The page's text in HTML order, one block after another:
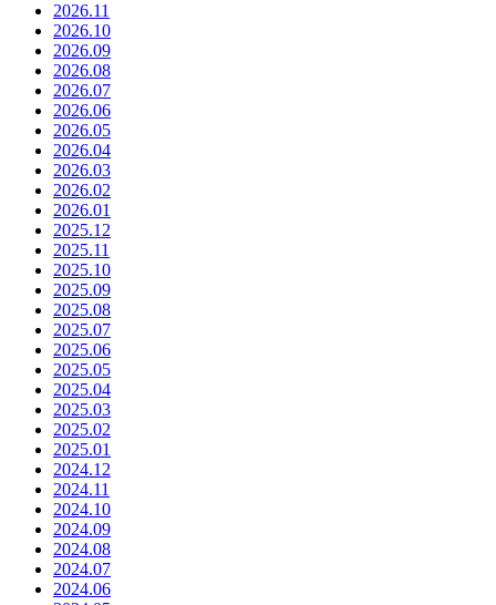
2026.11
2026.10
2026.09
2026.08
2026.07
2026.06
2026.05
2026.04
2026.03
2026.02
2026.01
2025.12
2025.11
2025.10
2025.09
2025.08
2025.07
2025.06
2025.05
2025.04
2025.03
2025.02
2025.01
2024.12
2024.11
2024.10
2024.09
2024.08
2024.07
2024.06